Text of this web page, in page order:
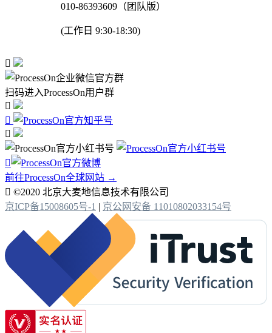
010-86393609（团队版）
(工作日 9:30-18:30)

扫码进入ProcessOn用户群




前往ProcessOn全球网站 →
 ©2020 北京大麦地信息技术有限公司
京ICP备15008605号-1 | 京公网安备 11010802033154号